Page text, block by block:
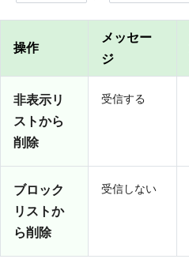
操作
メッセー
ジ
非表示リ
ストから
削除
受信する
ブロック
リストか
ら削除
受信しない